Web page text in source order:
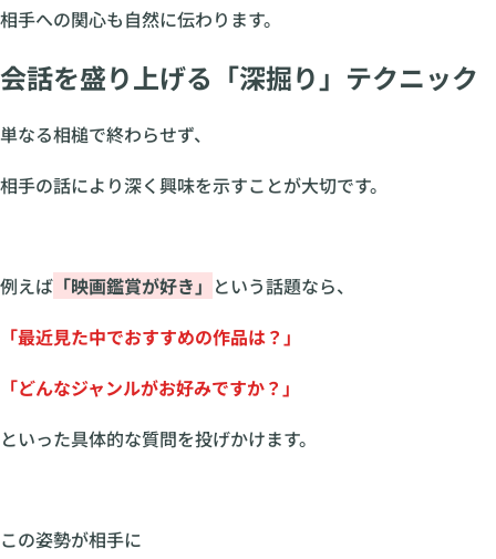
相手への関心も自然に伝わります。
会話を盛り上げる「深掘り」テクニック
単なる相槌で終わらせず、
相手の話により深く興味を示すことが大切です。
例えば 「映画鑑賞が好き」 という話題なら、
「最近見た中でおすすめの作品は？」
「どんなジャンルがお好みですか？」
といった具体的な質問を投げかけます。
この姿勢が相手に